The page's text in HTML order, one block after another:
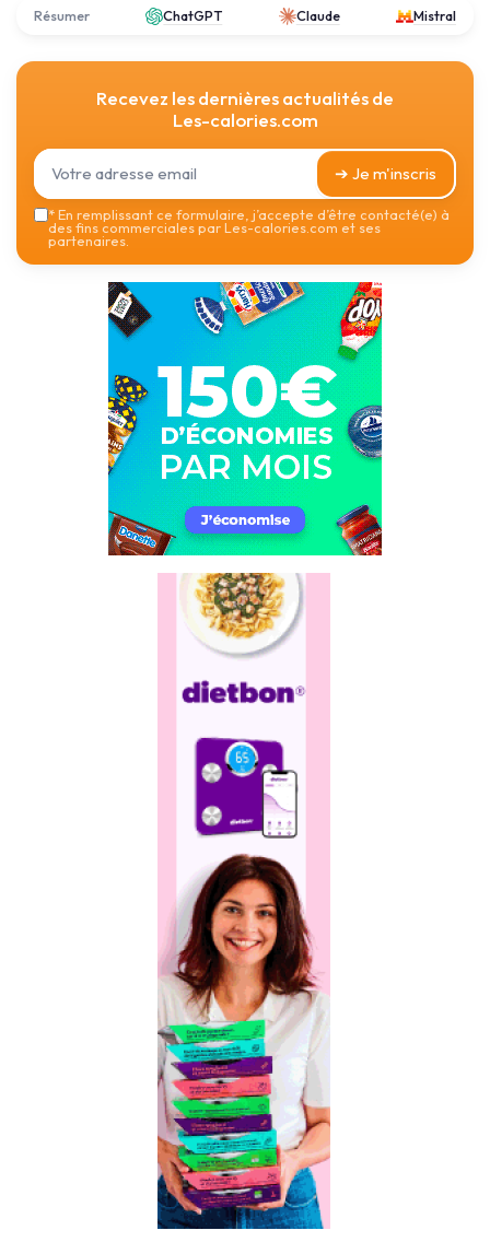
Résumer ChatGPT Claude Mistral
Recevez les dernières actualités de
Les-calories.com
➔ Je m'inscris
*En remplissant ce formulaire, j’accepte d’être contacté(e) à
des fins commerciales par Les-calories.com et ses
partenaires.